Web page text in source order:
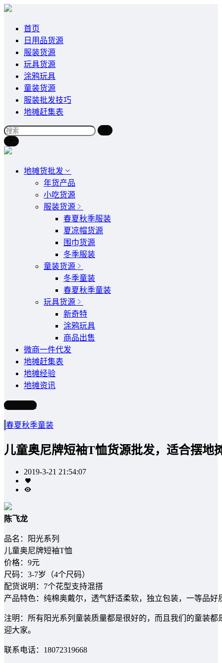
首页
日用品货源
服装货源
玩具货源
涂鸦玩具
童装货源
服装批发技巧
地摊赶集表
地摊货批发
年货产品
小吃货源
服装货源
春夏秋季服装
夏凉帽货源
围巾货源
冬季服装
童装货源
冬季童装
春夏秋季童装
玩具货源
新奇特
涂鸦玩具
商品出售
微商一件代发
地摊赶集表
地摊经验
地摊资讯
写文章
春夏秋季童装
儿童奥尼牌短袖T恤货源批发，适合摆地
2019-3-21 21:54:07
陈飞龙
品名：阳光系列
儿童奥尼牌短袖T恤
价格：9元
尺码：3-7岁（4个尺码）
配货说明：7个花型支持混搭
产品特色：纯棉奥戴尔，透气舒适柔软，独立包装，一等品好
注明：所有阳光系列童装质量都是很好的，而且我们的童装
迎大家。
联系电话：18072319668